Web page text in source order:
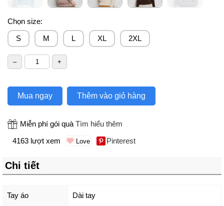
Chọn size:
S
M L XL 2XL
Mua ngay Thêm vào giỏ hàng
Miễn phí gói quà Tìm hiểu thêm
4163 lượt xem
Pinterest
Chi tiết
Tay áo Dài tay